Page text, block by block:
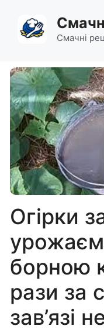
вмісту
Смачні
Огірки
борною
рази за
зав’язі